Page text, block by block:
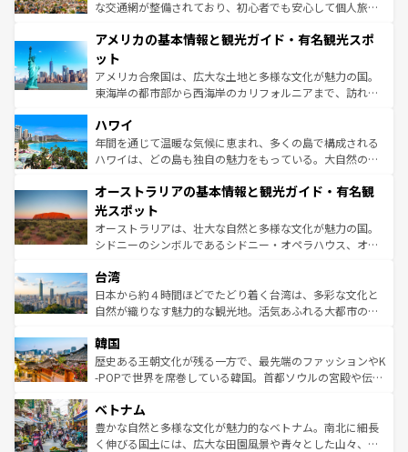
戦など、本場だからこそできる体験も豊富。イギリスを旅
ンツ一覧を参照してほしい。
な交通網が整備されており、初心者でも安心して個人旅行
の建物がそのまま残る町や、スイスならではのユニークな
博物館もあり、アルプス観光だけでなく町歩きも満喫する
ことができる。国民の所得が高いため物価も高いが、旅行
者向けの交通パス提供のサービスもあり、うまく活用すれ
着のスイス情報は
アメリカの基本情報と観光ガイド・有名観光スポ
ット
アメリカ合衆国は、広大な土地と多様な文化が魅力の国。
東海岸の都市部から西海岸のカリフォルニアまで、訪れる
のような巨大都市は、観光、ショッピング、エンターテイ
ンメントが詰まった刺激的なスポットだ。一方、アメリカ
西部には大自然が広がり、グランドキャニオンやイエロー
部のニューオーリンズでは、音楽と美食が融合した独特の
文化が魅力。旅行者はアメリカの各地域で異なる魅力を楽
しみながら、その多様性と豊かな歴史を感じることができ
るだろう。車でのロードトリップや列車の旅も、アメリカ
情報は
ハワイ
年間を通じて温暖な気候に恵まれ、多くの島で構成される
ハワイは、どの島も独自の魅力をもっている。大自然の神
ワイ島は見逃せない。また、定番の観光地といえばオアフ
島だが、静かな自然を求めるならマウイ島やカウアイ島が
おすすめ。エメラルドグリーンに輝く海をはじめ、豊かな
文化や歴史が息づいている。「アロハスピリット」と呼ば
人々、おいしいローカルフードやハワイアンミュージッ
ク、伝統的なフラダンスなど、すべてがハワイの魅力を彩
っている。訪れるたびに新しい発見と感動が待っているハ
はコンテンツ一覧
オーストラリアの基本情報と観光ガイド・有名観
光スポット
オーストラリアは、壮大な自然と多様な文化が魅力の国。
シドニーのシンボルであるシドニー・オペラハウス、オー
リアリーフや大陸中央部にそびえるウルル（エアーズロッ
ク）、タスマニアの美しい原生林やケアンズの熱帯雨林な
ど、見どころがたくさん。また、カフェやワイン、オージ
いる。アクティビティも充実しており、サーフィンやダイ
ビング、ハイキングなど、アウトドア好きにはたまらな
い。オーストラリアの多彩な魅力を存分に味わいつくそ
参照してほしい。
台湾
日本から約４時間ほどでたどり着く台湾は、多彩な文化と
自然が織りなす魅力的な観光地。活気あふれる大都市の台
ン）、静ひつな山岳地帯である台湾東部など、都市の喧騒
と山間の静けさが共存しており、訪れる人に新しい発見と
驚きをもたらしてくれる。また、奥深い台湾の食文化も魅
容にもいいと評判のスイーツなど、バラエティ豊かな料理
が味わえる。 なお、新着の台湾情報は コンテンツ一覧を参
照してほしい。
韓国
歴史ある王朝文化が残る一方で、最先端のファッションやK
-POPで世界を席巻している韓国。首都ソウルの宮殿や伝統
き、地方に足を延ばせば四季折々の自然美を楽しむことが
できる。そして、キムチや焼肉、絶品のストリートフード
まで、さまざまな韓国料理が待っている。夜には、韓国な
ベトナム
豊かな自然と多様な文化が魅力的なベトナム。南北に細長
く伸びる国土には、広大な田園風景や青々とした山々、世